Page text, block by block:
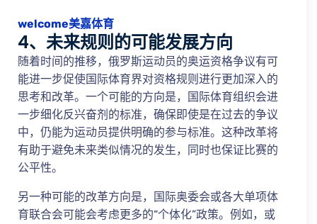
welcome美嘉体育
4、未来规则的可能发展方向
随着时间的推移，俄罗斯运动员的奥运资格争议有可
能进一步促使国际体育界对资格规则进行更加深入的
思考和改革。一个可能的方向是，国际体育组织会进
一步细化反兴奋剂的标准，确保即使是在过去的争议
中，仍能为运动员提供明确的参与标准。这种改革将
有助于避免未来类似情况的发生，同时也保证比赛的
公平性。
另一种可能的改革方向是，国际奥委会或各大单项体
育联合会可能会考虑更多的“个体化”政策。例如，或